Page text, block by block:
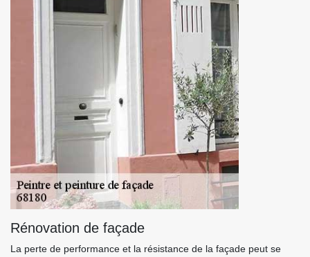
Rénovation de façade
La perte de performance et la résistance de la façade peut se